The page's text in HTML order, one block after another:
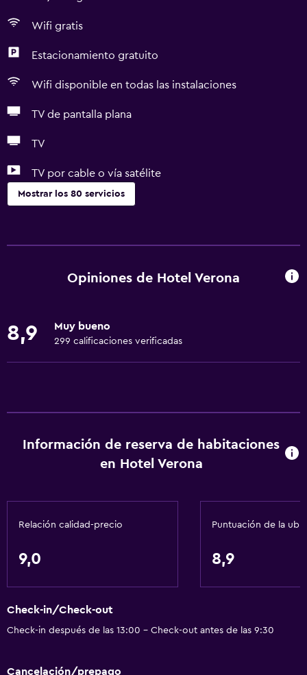
Wifi gratis
Estacionamiento gratuito
Wifi disponible en todas las instalaciones
TV de pantalla plana
TV
TV por cable o vía satélite
Mostrar los 80 servicios
Wifi gratis
Ventilador
Calefacción
Habitaciones familiares
Zona de estar
Opiniones de Hotel Verona
8,9 Muy bueno
299 calificaciones verificadas
Información de reserva de habitaciones
en Hotel Verona
Relación calidad-precio
9,0
Puntuación de la
8,9
Check-in/Check-out
Check-in después de las 13:00 - Check-out antes de las 9:30
Cancelación/prepago